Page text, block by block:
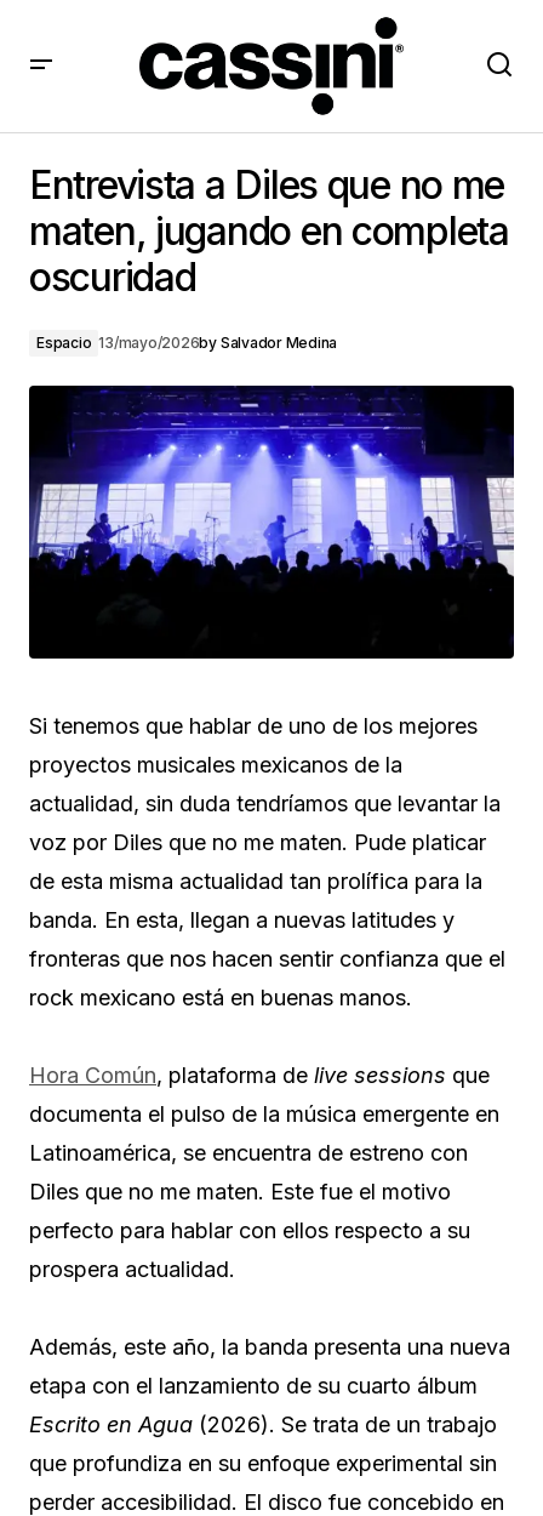
completa oscuridad
Entrevista a Diles que no me
maten, jugando en completa
oscuridad
Espacio 13/mayo/2026by Salvador Medina
Si tenemos que hablar de uno de los mejores
proyectos musicales mexicanos de la
actualidad, sin duda tendríamos que levantar la
voz por Diles que no me maten. Pude platicar
de esta misma actualidad tan prolífica para la
banda. En esta, llegan a nuevas latitudes y
fronteras que nos hacen sentir confianza que el
rock mexicano está en buenas manos.
Hora Común, plataforma de live sessions que
documenta el pulso de la música emergente en
Latinoamérica, se encuentra de estreno con
Diles que no me maten. Este fue el motivo
perfecto para hablar con ellos respecto a su
prospera actualidad.
Además, este año, la banda presenta una nueva
etapa con el lanzamiento de su cuarto álbum
Escrito en Agua (2026). Se trata de un trabajo
que profundiza en su enfoque experimental sin
perder accesibilidad. El disco fue concebido en